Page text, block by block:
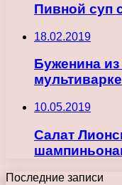
Пивной суп
18.02.2019
Буженина
мультиварке
10.05.2019
Салат
Последние записи